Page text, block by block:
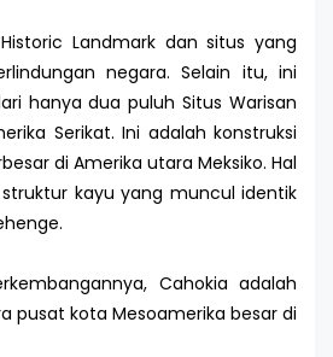
Landmark dan situs yang
negara. Selain itu, ini
hanya dua puluh Situs Warisan
Serikat. Ini adalah konstruksi
di Amerika utara Meksiko. Hal
kayu yang muncul identik
Cahokia adalah
pusat kota Mesoamerika besar di